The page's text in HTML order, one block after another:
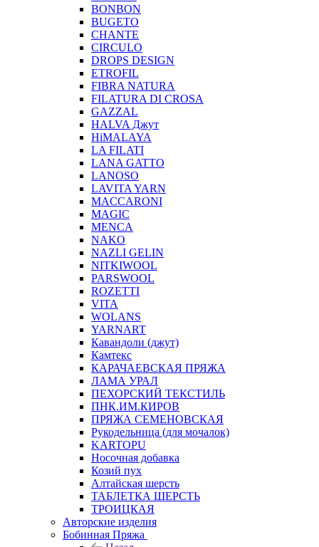
BONBON
BUGETO
CHANTE
CIRCULO
DROPS DESIGN
ETROFIL
FIBRA NATURA
FILATURA DI CROSA
GAZZAL
HALVA Джут
HiMALAYA
LA FILATI
LANA GATTO
LANOSO
LAVITA YARN
MACCARONI
MAGIC
MENCA
NAKO
NAZLI GELIN
NITKIWOOL
PARSWOOL
ROZETTI
VITA
WOLANS
YARNART
Кавандоли (джут)
Камтекс
КАРАЧАЕВСКАЯ ПРЯЖА
ЛАМА УРАЛ
ПЕХОРСКИЙ ТЕКСТИЛЬ
ПНК.ИМ.КИРОВ
ПРЯЖА СЕМЕНОВСКАЯ
Рукодельница (для мочалок)
KARTOPU
Носочная добавка
Козий пух
Алтайская шерсть
ТАБЛЕTКА ШЕРСТЬ
ТРОИЦКАЯ
Авторские изделия
Бобинная Пряжа